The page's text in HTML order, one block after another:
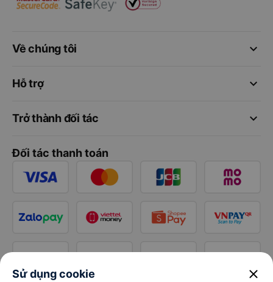
keyboard_arrow_down
Về chúng tôi
keyboard_arrow_down
Hỗ trợ
keyboard_arrow_down
Trở thành đối tác
Đối tác thanh toán
Sử dụng cookie close